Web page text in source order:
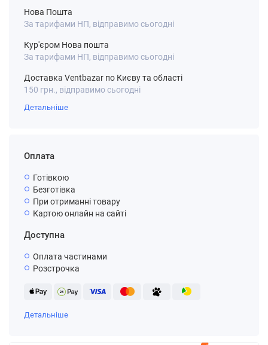
Нова Пошта
За тарифами НП, відправимо сьогодні
Кур'єром Нова пошта
За тарифами НП, відправимо сьогодні
Доставка Ventbazar по Києву та області
150 грн., відправимо сьогодні
Детальніше
Оплата
Готівкою
Безготівка
При отриманні товару
Картою онлайн на сайті
Доступна
Оплата частинами
Розстрочка
Детальніше